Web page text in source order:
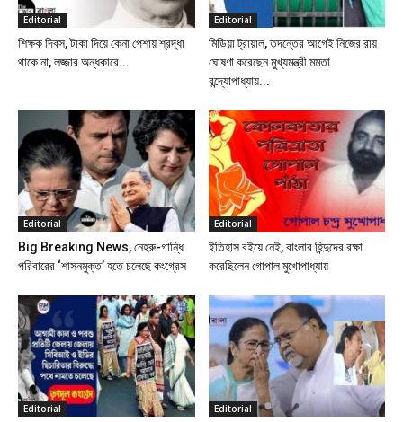
Editorial
শিক্ষক দিবস, টাকা দিয়ে কেনা পেশায় শ্রদ্ধা
থাকে না, লজ্জার অন্ধকারে...
Editorial
মিডিয়া ট্রায়াল, তদন্তের আগেই নিজের রায়
ঘোষণা করেছেন মুখ্যমন্ত্রী মমতা
বন্দ্যোপাধ্যায়...
Editorial
Big Breaking News, নেহরু-গান্ধি
পরিবারের ‘শাসনমুক্ত’ হতে চলেছে কংগ্রেস
Editorial
ইতিহাস বইয়ে নেই, বাংলার হিন্দুদের রক্ষা
করেছিলেন গোপাল মুখোপাধ্যায়
Editorial Editorial